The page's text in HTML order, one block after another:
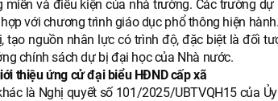
miền và điều kiện của nhà trường. Các trường
với chương trình giáo dục phổ thông hiện
tạo nguồn nhân lực có trình độ, đặc biệt là đối
chính sách dự bị đại học của Nhà nước.
thiệu ứng cử đại biểu HĐND cấp xã
là Nghị quyết số 101/2025/UBTVQH15 của